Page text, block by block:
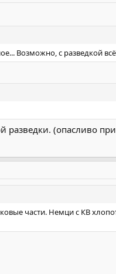
Возможно, с разведкой
разведки. (опасливо
части. Немци с КВ